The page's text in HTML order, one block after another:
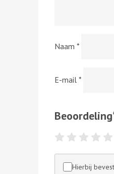
Naam *
E-mail *
Beoordeling
Hierbij